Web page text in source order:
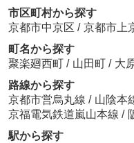
市区町村から探す
京都市中京区 / 京都市上
町名から探す
聚楽廻西町 / 山田町 / 大
路線から探す
京都市営烏丸線 / 山陰本
京福電気鉄道嵐山本線 /
駅から探す